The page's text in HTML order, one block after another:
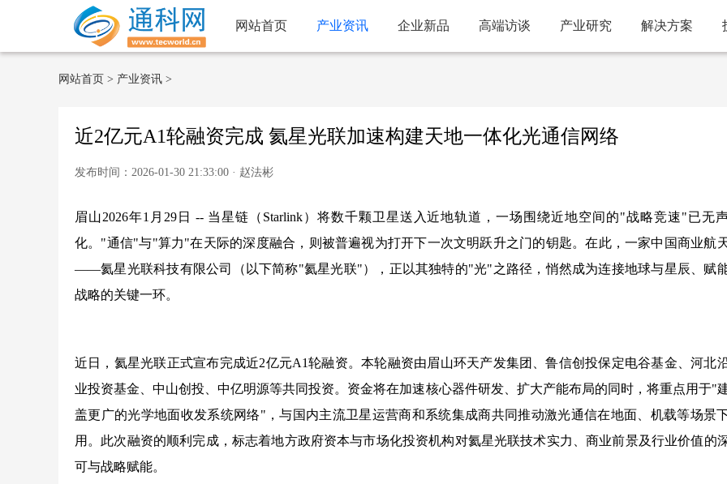
网站首页 产业资讯 企业新品 高端访谈 产业研究 解决方案
网站首页 > 产业资讯 >
近2亿元A1轮融资完成 氦星光联加速构建天地一体化光通信网络
发布时间：2026-01-30 21:33:00 · 赵法彬
眉山2026年1月29日 -- 当星链（Starlink）将数千颗卫星送入近地轨道，一场围绕近地空间的"战略竞速"已无
化。"通信"与"算力"在天际的深度融合，则被普遍视为打开下一次文明跃升之门的钥匙。在此，一家中国商业航
——氦星光联科技有限公司（以下简称"氦星光联"），正以其独特的"光"之路径，悄然成为连接地球与星辰、赋
战略的关键一环。
近日，氦星光联正式宣布完成近2亿元A1轮融资。本轮融资由眉山环天产发集团、鲁信创投保定电谷基金、河北
业投资基金、中山创投、中亿明源等共同投资。资金将在加速核心器件研发、扩大产能布局的同时，将重点用于"
盖更广的光学地面收发系统网络"，与国内主流卫星运营商和系统集成商共同推动激光通信在地面、机载等场景
用。此次融资的顺利完成，标志着地方政府资本与市场化投资机构对氦星光联技术实力、商业前景及行业价值的
可与战略赋能。